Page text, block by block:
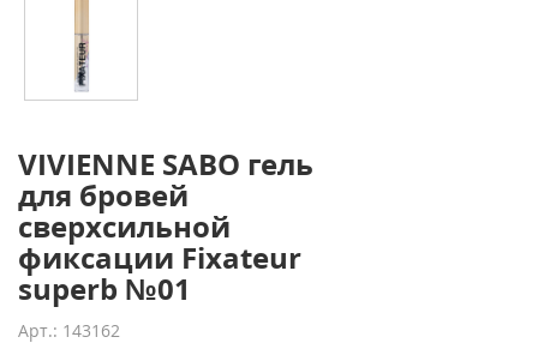
VIVIENNE SABO гель
для бровей
сверхсильной
фиксации Fixateur
superb №01
Арт.: 143162